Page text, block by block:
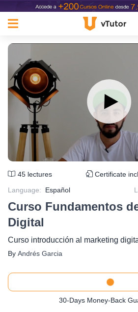
45 lectures Certificate
Language: Español
Curso Fundamentos
Digital
Curso introducción al marketing
By Andrés Garcia
30-Days Money-Back